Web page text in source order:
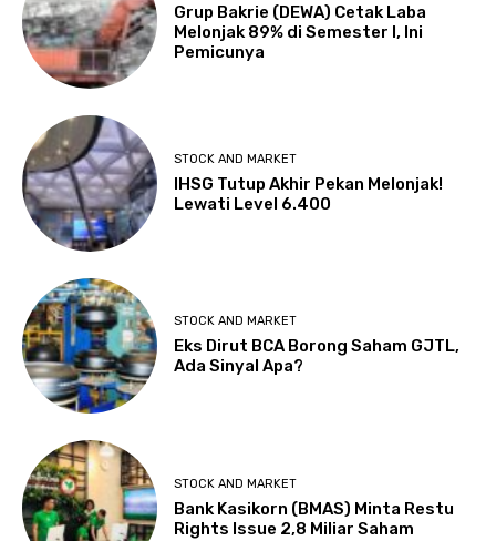
Grup Bakrie (DEWA) Cetak Laba
Melonjak 89% di Semester I, Ini
Pemicunya
STOCK AND MARKET
IHSG Tutup Akhir Pekan Melonjak!
Lewati Level 6.400
STOCK AND MARKET
Eks Dirut BCA Borong Saham GJTL,
Ada Sinyal Apa?
STOCK AND MARKET
Bank Kasikorn (BMAS) Minta Restu
Rights Issue 2,8 Miliar Saham